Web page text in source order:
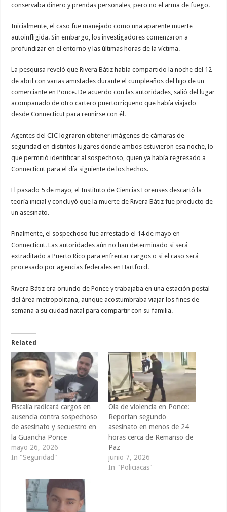
conservaba dinero y prendas personales, pero no el arma de fuego.
Inicialmente, el caso fue manejado como una aparente muerte
autoinfligida. Sin embargo, los investigadores comenzaron a
profundizar en el entorno y las últimas horas de la víctima.
La pesquisa reveló que Rivera Bátiz había compartido la noche del 12
de abril con varias amistades durante el cumpleaños del hijo de un
comerciante en Ponce. De acuerdo con las autoridades, salió del lugar
acompañado de otro cartero puertorriqueño que había viajado
desde Connecticut para reunirse con él.
Agentes del CIC lograron obtener imágenes de cámaras de
seguridad en distintos lugares donde ambos estuvieron esa noche, lo
que permitió identificar al sospechoso, quien ya había regresado a
Connecticut para el día siguiente de los hechos.
El pasado 5 de mayo, el Instituto de Ciencias Forenses descartó la
teoría inicial y concluyó que la muerte de Rivera Bátiz fue producto de
un asesinato.
Finalmente, el sospechoso fue arrestado el 14 de mayo en
Connecticut. Las autoridades aún no han determinado si será
extraditado a Puerto Rico para enfrentar cargos o si el caso será
procesado por agencias federales en Hartford.
Rivera Bátiz era oriundo de Ponce y trabajaba en una estación postal
del área metropolitana, aunque acostumbraba viajar los fines de
semana a su ciudad natal para compartir con su familia.
Related
Fiscalía radicará cargos en
ausencia contra sospechoso
de asesinato y secuestro en
la Guancha Ponce
mayo 26, 2026
In "Seguridad"
Ola de violencia en Ponce:
Reportan segundo
asesinato en menos de 24
horas cerca de Remanso de
Paz
junio 7, 2026
In "Policiacas"